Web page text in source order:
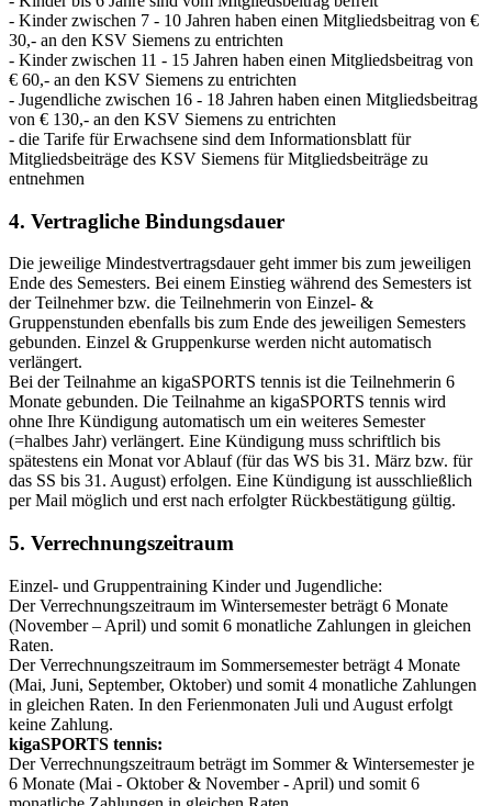
- Kinder zwischen 7 - 10 Jahren haben einen Mitgliedsbeitrag von €
30,- an den KSV Siemens zu entrichten
- Kinder zwischen 11 - 15 Jahren haben einen Mitgliedsbeitrag von
€ 60,- an den KSV Siemens zu entrichten
- Jugendliche zwischen 16 - 18 Jahren haben einen Mitgliedsbeitrag
von € 130,- an den KSV Siemens zu entrichten
- die Tarife für Erwachsene sind dem Informationsblatt für
Mitgliedsbeiträge des KSV Siemens für Mitgliedsbeiträge zu
entnehmen
4. Vertragliche Bindungsdauer
Die jeweilige Mindestvertragsdauer geht immer bis zum jeweiligen
Ende des Semesters. Bei einem Einstieg während des Semesters ist
der Teilnehmer bzw. die Teilnehmerin von Einzel- &
Gruppenstunden ebenfalls bis zum Ende des jeweiligen Semesters
gebunden. Einzel & Gruppenkurse werden nicht automatisch
verlängert.
Bei der Teilnahme an kigaSPORTS tennis ist die Teilnehmerin 6
Monate gebunden. Die Teilnahme an kigaSPORTS tennis wird
ohne Ihre Kündigung automatisch um ein weiteres Semester
(=halbes Jahr) verlängert. Eine Kündigung muss schriftlich bis
spätestens ein Monat vor Ablauf (für das WS bis 31. März bzw. für
das SS bis 31. August) erfolgen. Eine Kündigung ist ausschließlich
per Mail möglich und erst nach erfolgter Rückbestätigung gültig.
5. Verrechnungszeitraum
Einzel- und Gruppentraining Kinder und Jugendliche:
Der Verrechnungszeitraum im Wintersemester beträgt 6 Monate
(November – April) und somit 6 monatliche Zahlungen in gleichen
Raten.
Der Verrechnungszeitraum im Sommersemester beträgt 4 Monate
(Mai, Juni, September, Oktober) und somit 4 monatliche Zahlungen
in gleichen Raten. In den Ferienmonaten Juli und August erfolgt
keine Zahlung.
kigaSPORTS tennis:
Der Verrechnungszeitraum beträgt im Sommer & Wintersemester je
6 Monate (Mai - Oktober & November - April) und somit 6